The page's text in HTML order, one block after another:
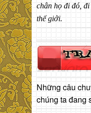
chân họ đi đó,
thế giới.
Những câu
chúng ta đang